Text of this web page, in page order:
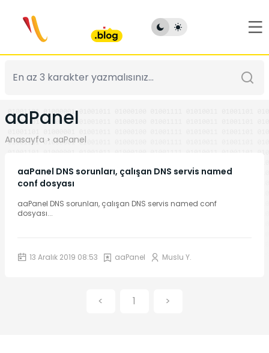
aaPanel
Anasayfa aaPanel
aaPanel DNS sorunları, çalışan DNS servis named
conf dosyası
aaPanel DNS sorunları, çalışan DNS servis named conf
dosyası...
13 Aralık 2019 08:53 aaPanel Muslu Y.
< 1 >